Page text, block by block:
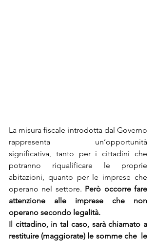
La misura fiscale introdotta dal Governo
rappresenta un’opportunità
significativa, tanto per i cittadini che
potranno riqualificare le proprie
abitazioni, quanto per le imprese che
operano nel settore. Però occorre fare
attenzione alle imprese che non
operano secondo legalità.
Il cittadino, in tal caso, sarà chiamato a
restituire (maggiorate) le somme che  le